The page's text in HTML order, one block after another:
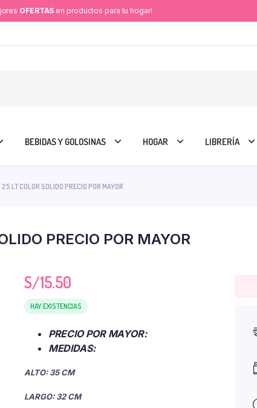
OFERTAS en productos para tu hogar!
BEBIDAS Y GOLOSINAS HOGAR LIBRERÍA
LT COLOR SOLIDO PRECIO POR MAYOR
PRECIO POR MAYOR
S/15.50
HAY EXISTENCIAS
PRECIO POR MAYOR:
MEDIDAS:
ALTO: 35 CM
LARGO: 32 CM